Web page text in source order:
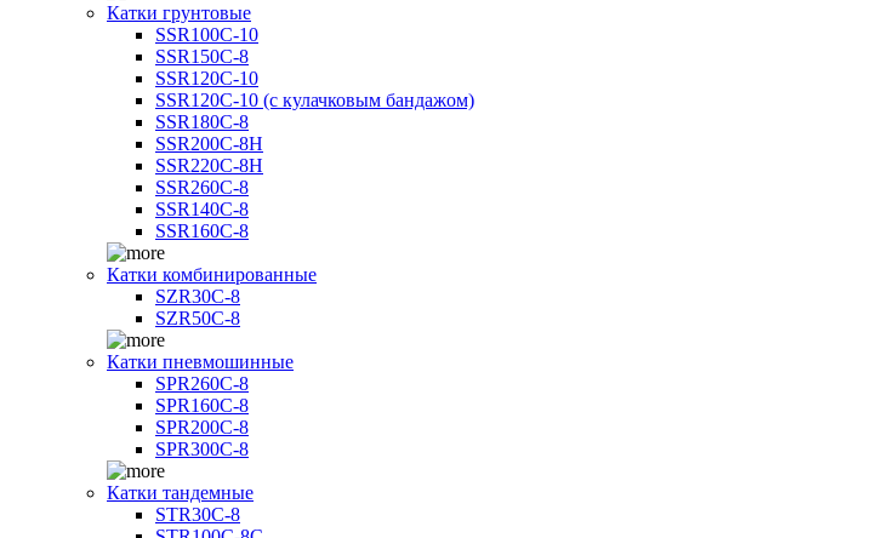
Катки грунтовые
SSR100C-10
SSR150C-8
SSR120C-10
SSR120C-10 (с кулачковым бандажом)
SSR180C-8
SSR200C-8H
SSR220C-8H
SSR260C-8
SSR140C-8
SSR160C-8
Катки комбинированные
SZR30C-8
SZR50C-8
Катки пневмошинные
SPR260C-8
SPR160C-8
SPR200C-8
SPR300C-8
Катки тандемные
STR30C-8